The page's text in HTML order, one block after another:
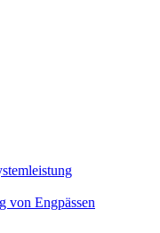
von Engpässen